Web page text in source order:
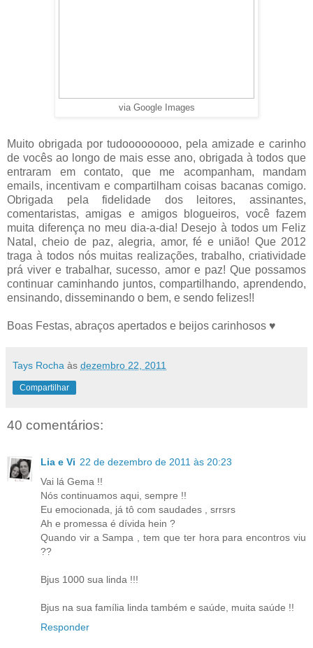
via Google Images
Muito obrigada por tudooooooooo, pela amizade e carinho
de vocês ao longo de mais esse ano, obrigada à todos que
entraram em contato, que me acompanham, mandam
emails, incentivam e compartilham coisas bacanas comigo.
Obrigada pela fidelidade dos leitores, assinantes,
comentaristas, amigas e amigos blogueiros, você fazem
muita diferença no meu dia-a-dia! Desejo à todos um Feliz
Natal, cheio de paz, alegria, amor, fé e união! Que 2012
traga à todos nós muitas realizações, trabalho, criatividade
prá viver e trabalhar, sucesso, amor e paz! Que possamos
continuar caminhando juntos, compartilhando, aprendendo,
ensinando, disseminando o bem, e sendo felizes!!
Boas Festas, abraços apertados e beijos carinhosos ♥
Tays Rocha às dezembro 22, 2011
Compartilhar
40 comentários:
Lia e Vi 22 de dezembro de 2011 às 20:23
Vai lá Gema !!
Nós continuamos aqui, sempre !!
Eu emocionada, já tô com saudades , srrsrs
Ah e promessa é dívida hein ?
Quando vir a Sampa , tem que ter hora para encontros viu
??
Bjus 1000 sua linda !!!
Bjus na sua família linda também e saúde, muita saúde !!
Responder